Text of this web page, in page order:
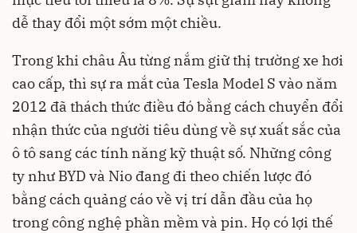
dễ thay đổi một sớm một chiều.
Trong khi châu Âu từng nắm giữ thị trường xe hơi
cao cấp, thì sự ra mắt của Tesla Model S vào năm
2012 đã thách thức điều đó bằng cách chuyển đổi
nhận thức của người tiêu dùng về sự xuất sắc của
ô tô sang các tính năng kỹ thuật số. Những công
ty như BYD và Nio đang đi theo chiến lược đó
bằng cách quảng cáo về vị trí dẫn đầu của họ
trong công nghệ phần mềm và pin. Họ có lợi thế